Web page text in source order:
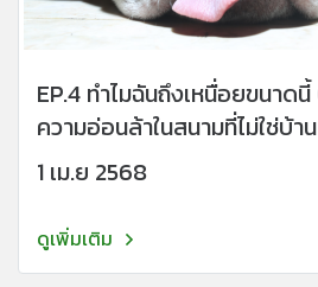
EP.4 ทำไมฉันถึงเหนื่อยขนาดนี้ Oversoul กับ
ความอ่อนล้าในสนามที่ไม่ใช่บ้าน
1 เม.ย 2568
ดูเพิ่มเติม